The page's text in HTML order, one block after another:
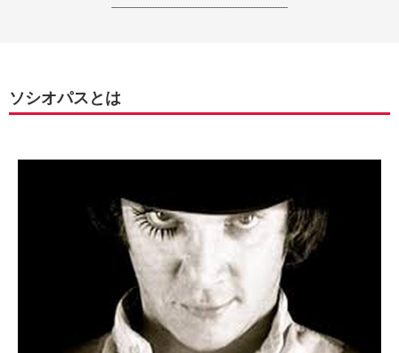
------------------------------------------------------------------
ソシオパスとは